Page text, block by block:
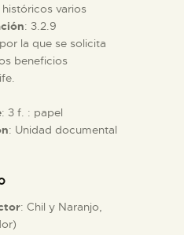
varios
: 3.2.9
la que se solicita
beneficios
: 3 f. : papel
: Unidad documental
: Chil y Naranjo,